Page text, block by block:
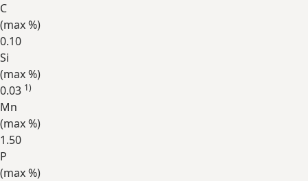
C
(max%)
0.10
Si
(max%)
0.03 1)
Mn
(max%)
1.50
P
(max%)